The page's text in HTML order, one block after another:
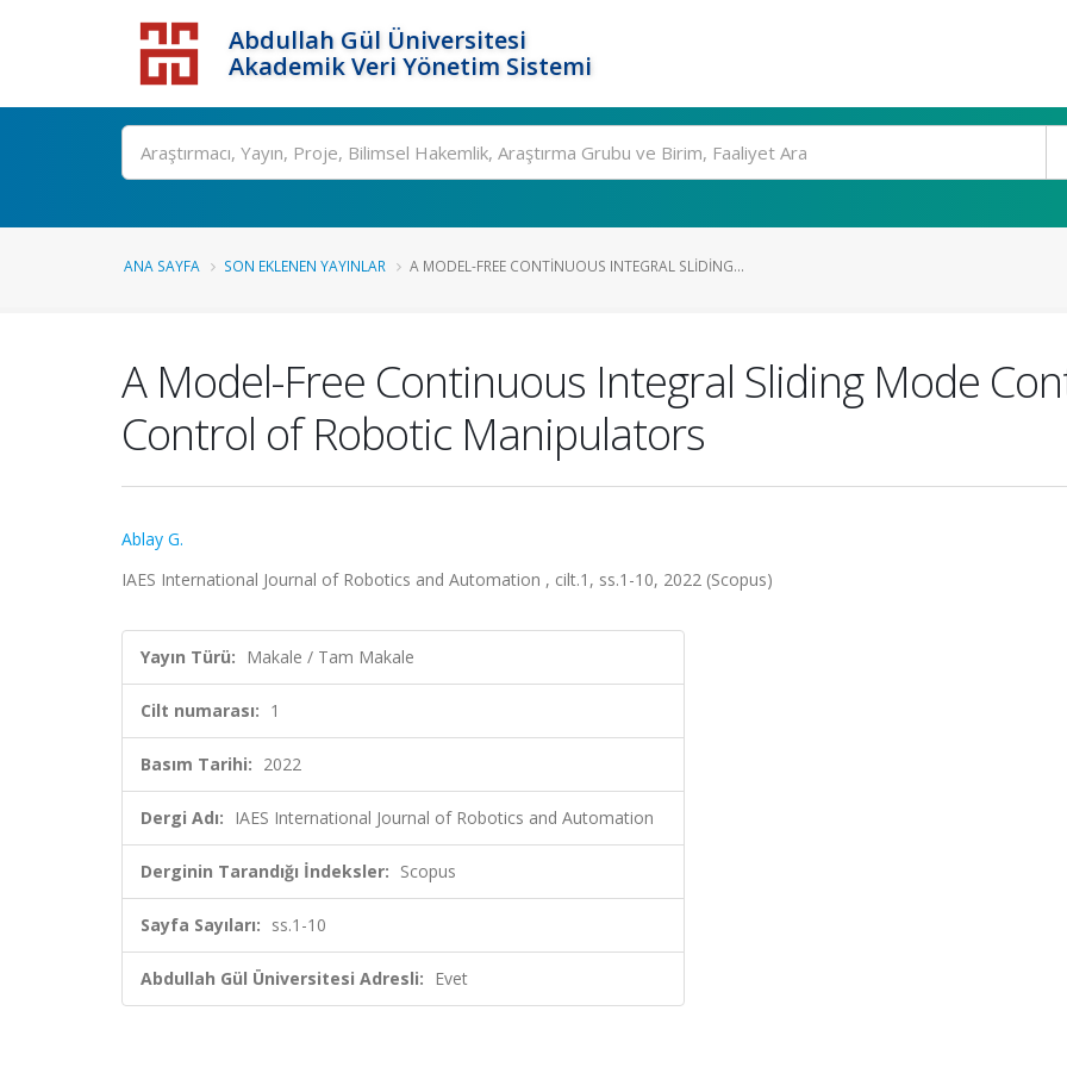
Abdullah Gül Üniversitesi
Akademik Veri Yönetim Sistemi
ANA SAYFA SON EKLENEN YAYINLAR A MODEL-FREE CONTINUOUS INTEGRAL SLIDING...
A Model-Free Continuous Integral Sliding Mode
Control of Robotic Manipulators
Ablay G.
IAES International Journal of Robotics and Automation , cilt.1, ss.1-10, 2022 (Scopus)
Yayın Türü: Makale / Tam Makale
Cilt numarası: 1
Basım Tarihi: 2022
Dergi Adı: IAES International Journal of Robotics and Automation
Derginin Tarandığı İndeksler: Scopus
Sayfa Sayıları: ss.1-10
Abdullah Gül Üniversitesi Adresli: Evet